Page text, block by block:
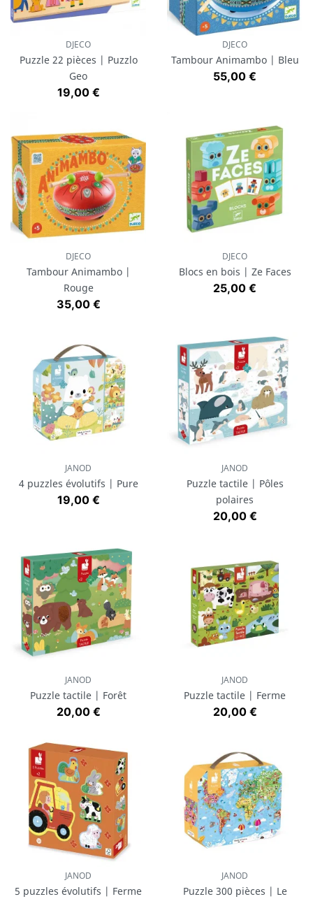
DJECO
Puzzle 22 pièces | Puzzlo
Geo
Prix
19,00 €
DJECO
Tambour Animambo | Bleu
Prix
55,00 €
DJECO
Tambour Animambo |
Rouge
Prix
35,00 €
DJECO
Blocs en bois | Ze Faces
Prix
25,00 €
JANOD
4 puzzles évolutifs | Pure
Prix
19,00 €
JANOD
Puzzle tactile | Pôles
polaires
Prix
20,00 €
JANOD
Puzzle tactile | Forêt
Prix
20,00 €
JANOD
Puzzle tactile | Ferme
Prix
20,00 €
JANOD
5 puzzles évolutifs | Ferme
JANOD
Puzzle 300 pièces | Le